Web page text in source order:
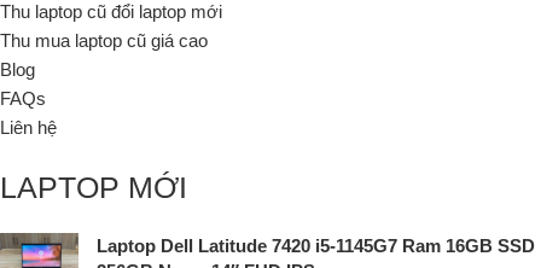
Thu laptop cũ đổi laptop mới
Thu mua laptop cũ giá cao
Blog
FAQs
Liên hệ
LAPTOP MỚI
Laptop Dell Latitude 7420 i5-1145G7 Ram 16GB SSD